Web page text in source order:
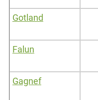
Gotland
Falun
Gagnef